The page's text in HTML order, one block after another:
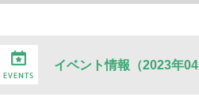
イベント情報（2023年04